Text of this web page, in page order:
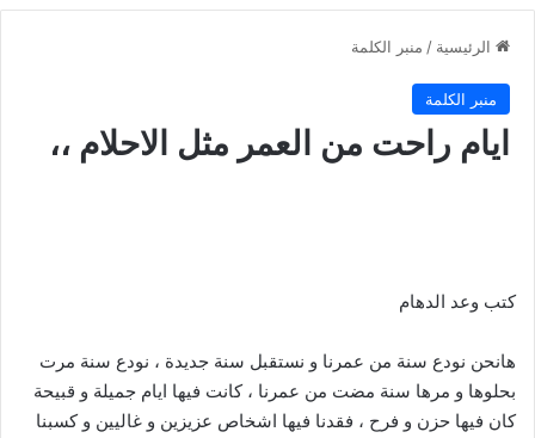
الرئيسية / منبر الكلمة
منبر الكلمة
ايام راحت من العمر مثل الاحلام ،،
كتب وعد الدهام
هانحن نودع سنة من عمرنا و نستقبل سنة جديدة ، نودع سنة مرت
بحلوها و مرها سنة مضت من عمرنا ، كانت فيها ايام جميلة و قبيحة
كان فيها حزن و فرح ، فقدنا فيها اشخاص عزيزين و غاليين و كسبنا